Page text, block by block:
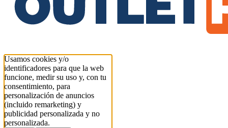
Usamos cookies y/o
identificadores para que la web
funcione, medir su uso y, con tu
consentimiento, para
personalización de anuncios
(incluido remarketing) y
publicidad personalizada y no
personalizada.